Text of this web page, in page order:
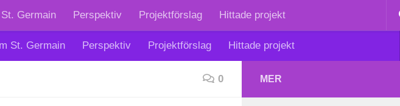
Germain Perspektiv Projektförslag Hittade projekt
St. Germain Perspektiv Projektförslag Hittade projekt
0 MER